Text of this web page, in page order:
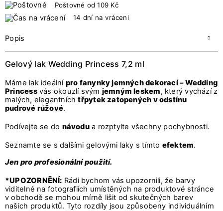
Poštovné od 109 Kč
14 dní na vráceni
Popis
Gelový lak Wedding Princess 7,2 ml
Máme lak ideální pro fanynky jemných dekorací – Wedding
Princessvás okouzlí svým jemným leskem, který vychází z
malých, elegantníchtřpytek zatopených v odstínu
pudrové růžové.
Podívejte se do návodua rozptylte všechny pochybnosti.
Seznamte se s dalšími gelovými laky s tímto efektem.
Jen pro profesionální použití.
*UPOZORNĚNÍ: Rádi bychom vás upozornili, že barvy
viditelné na fotografiích umístěných na produktové stránce
v obchodě se mohou mírně lišit od skutečných barev
našich produktů. Tyto rozdíly jsou způsobeny individuálním